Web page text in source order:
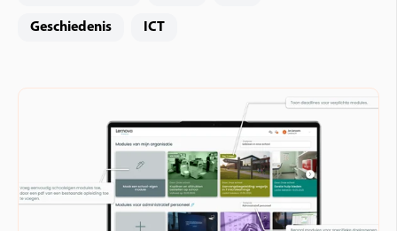
Geschiedenis ICT